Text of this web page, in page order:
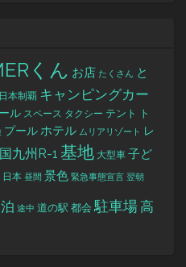
くん お店 たくさん と
本制覇 キャンピングカー
ル スペース タクシー テント
ト
プール ホテル ムリアリゾート
レ
九州R-1 基地 大型車 子ど
日本 昼間 景色 緊急事態宣言 翌朝
途中 道の駅 都会 駐車場高